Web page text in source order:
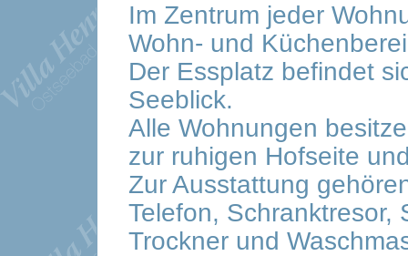
Im Zentrum jeder
Wohn- und
Der Essplatz befindet
Seeblick.
Alle Wohnungen
zur ruhigen Hofseite
Zur Ausstattung
Telefon, Schranktresor,
Trockner und